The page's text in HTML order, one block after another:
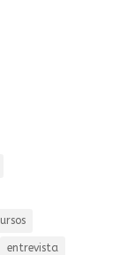
entrevista